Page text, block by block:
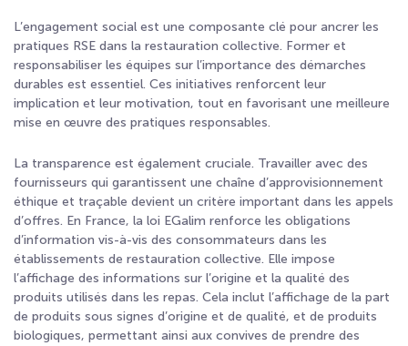
L’engagement social est une composante clé pour ancrer les
pratiques RSE dans la restauration collective. Former et
responsabiliser les équipes sur l’importance des démarches
durables est essentiel. Ces initiatives renforcent leur
implication et leur motivation, tout en favorisant une meilleure
mise en œuvre des pratiques responsables.
La transparence est également cruciale. Travailler avec des
fournisseurs qui garantissent une chaîne d’approvisionnement
éthique et traçable devient un critère important dans les appels
d’offres. En France, la loi EGalim renforce les obligations
d’information vis-à-vis des consommateurs dans les
établissements de restauration collective. Elle impose
l’affichage des informations sur l’origine et la qualité des
produits utilisés dans les repas. Cela inclut l’affichage de la part
de produits sous signes d’origine et de qualité, et de produits
biologiques, permettant ainsi aux convives de prendre des